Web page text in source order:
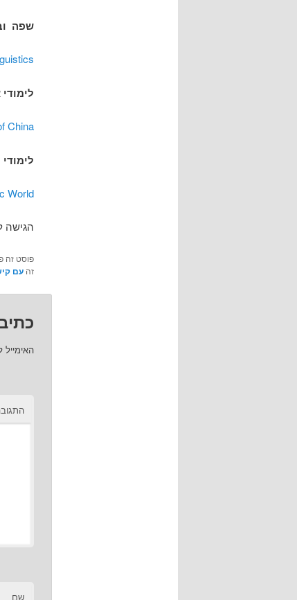
שפה
China
World
הגישה
פוסט זה
זה עם
האימייל
שם